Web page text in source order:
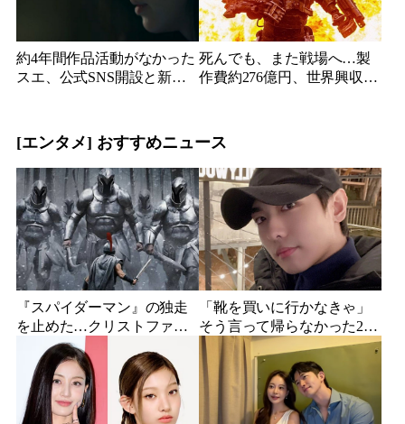
約4年間作品活動がなかった
スエ、公式SNS開設と新ビ
死んでも、また戦場へ…製
作費約276億円、世界興収
ル』がついに配信
[エンタメ] おすすめニュース
『スパイダーマン』の独走
を止めた…クリストファ
ー・ノーラン史上最大、390
億円の超大作がついに韓国
上陸
「靴を買いに行かなきゃ」
そう言って帰らなかった24
歳俳優…28歳の誕生日、母
が玄関に置いた“届かない贈
り物”